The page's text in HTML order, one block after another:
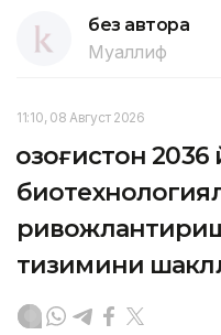
без автора
Муаллиф
11:10, 08 Август 2026
Қозоғистон
тизимини